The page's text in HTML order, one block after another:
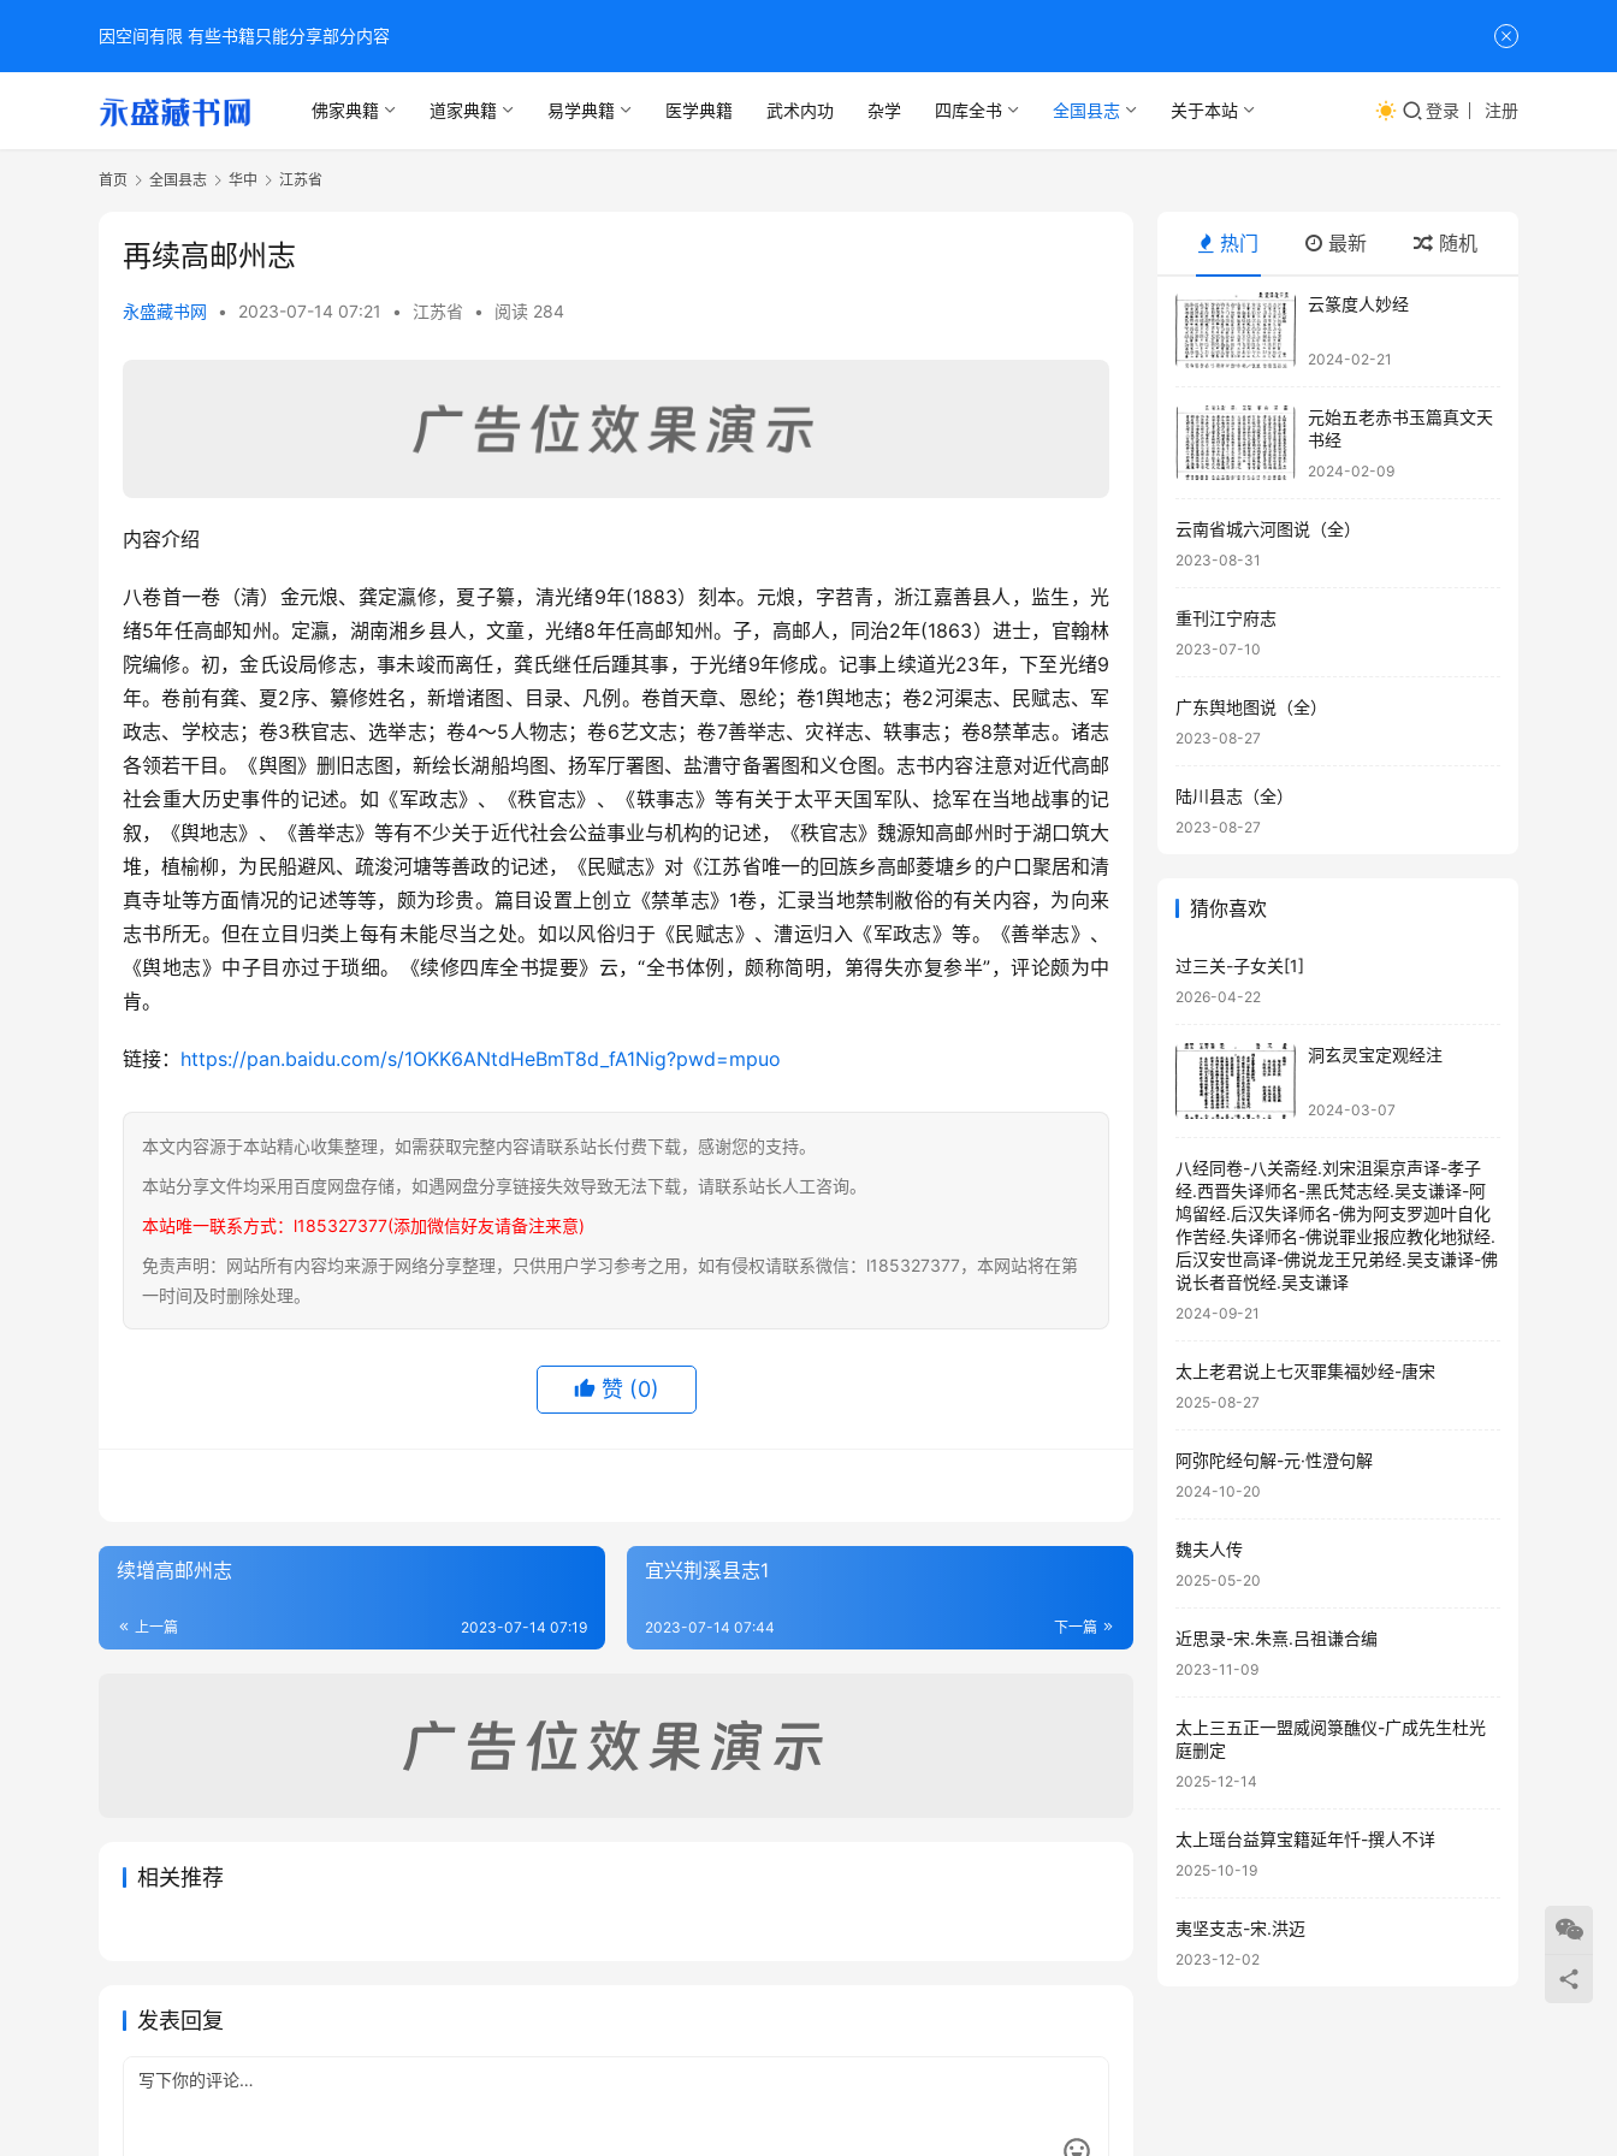
佛家典籍 道家典籍 易学典籍 医学典籍 武术内功 杂学 四库全书 全国县志 关于本站 登录 注册
首页 全国县志 华中 江苏省
再续高邮州志
永盛藏书网 • 2023-07-14 07:21 • 江苏省 • 阅读 284
内容介绍
八卷首一卷（清）金元烺、龚定瀛修，夏子纂，清光绪9年(1883）刻本。元烺，字苕青，浙江嘉善县人，监生，光
绪5年任高邮知州。定瀛，湖南湘乡县人，文童，光绪8年任高邮知州。子，高邮人，同治2年(1863）进士，官翰林
院编修。初，金氏设局修志，事未竣而离任，龚氏继任后踵其事，于光绪9年修成。记事上续道光23年，下至光绪9
年。卷前有龚、夏2序、纂修姓名，新增诸图、目录、凡例。卷首天章、恩纶；卷1舆地志；卷2河渠志、民赋志、军
政志、学校志；卷3秩官志、选举志；卷4～5人物志；卷6艺文志；卷7善举志、灾祥志、轶事志；卷8禁革志。诸志
各领若干目。《舆图》删旧志图，新绘长湖船坞图、扬军厅署图、盐漕守备署图和义仓图。志书内容注意对近代高邮
社会重大历史事件的记述。如《军政志》、《秩官志》、《轶事志》等有关于太平天国军队、捻军在当地战事的记
叙，《舆地志》、《善举志》等有不少关于近代社会公益事业与机构的记述，《秩官志》魏源知高邮州时于湖口筑大
堆，植榆柳，为民船避风、疏浚河塘等善政的记述，《民赋志》对《江苏省唯一的回族乡高邮菱塘乡的户口聚居和清
真寺址等方面情况的记述等等，颇为珍贵。篇目设置上创立《禁革志》1卷，汇录当地禁制敝俗的有关内容，为向来
志书所无。但在立目归类上每有未能尽当之处。如以风俗归于《民赋志》、漕运归入《军政志》等。《善举志》、
《舆地志》中子目亦过于琐细。《续修四库全书提要》云，“全书体例，颇称简明，第得失亦复参半”，评论颇为中
肯。
链接： https://pan.baidu.com/s/1OKK6ANtdHeBmT8d_fA1Nig?pwd=mpuo
本文内容源于本站精心收集整理，如需获取完整内容请联系站长付费下载，感谢您的支持。
本站分享文件均采用百度网盘存储，如遇网盘分享链接失效导致无法下载，请联系站长人工咨询。
本站唯一联系方式：l185327377(添加微信好友请备注来意)
免责声明：网站所有内容均来源于网络分享整理，只供用户学习参考之用，如有侵权请联系微信：l185327377，本网站将在第
一时间及时删除处理。
赞 (0)
续增高邮州志
上一篇 2023-07-14 07:19
宜兴荆溪县志1
下一篇
2023-07-14 07:44
相关推荐
发表回复
热门 最新 随机
云篆度人妙经
2024-02-21
元始五老赤书玉篇真文天
书经
2024-02-09
云南省城六河图说（全）
2023-08-31
重刊江宁府志
2023-07-10
广东舆地图说（全）
2023-08-27
陆川县志（全）
2023-08-27
猜你喜欢
过三关-子女关[1]
2026-04-22
洞玄灵宝定观经注
2024-03-07
八经同卷-八关斋经.刘宋沮渠京声译-孝子
经.西晋失译师名-黑氏梵志经.吴支谦译-阿
鸠留经.后汉失译师名-佛为阿支罗迦叶自化
作苦经.失译师名-佛说罪业报应教化地狱经.
后汉安世高译-佛说龙王兄弟经.吴支谦译-佛
说长者音悦经.吴支谦译
2024-09-21
太上老君说上七灭罪集福妙经-唐宋
2025-08-27
阿弥陀经句解-元·性澄句解
2024-10-20
魏夫人传
2025-05-20
近思录-宋.朱熹.吕祖谦合编
2023-11-09
太上三五正一盟威阅箓醮仪-广成先生杜光
庭删定
2025-12-14
太上瑶台益算宝籍延年忏-撰人不详
2025-10-19
夷坚支志-宋.洪迈
2023-12-02
因空间有限 有些书籍只能分享部分内容